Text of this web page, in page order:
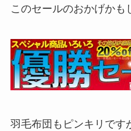
このセールのおかげかも
羽毛布団もピンキリです